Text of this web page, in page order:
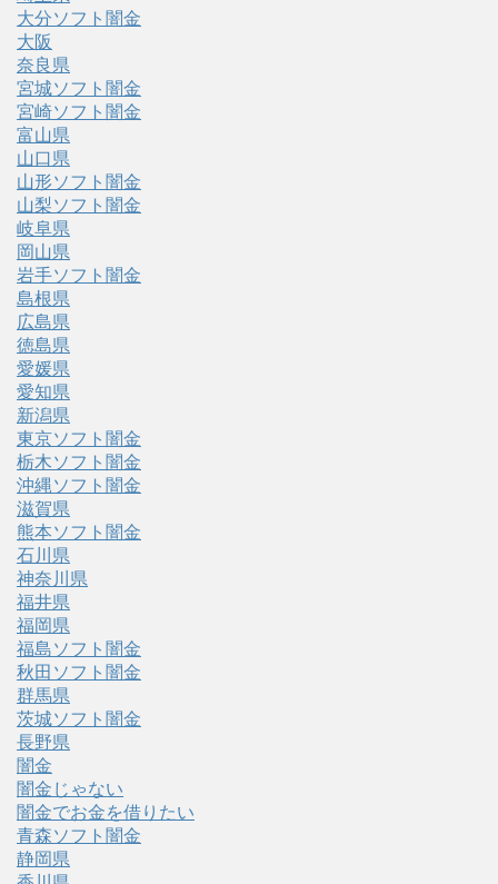
大分ソフト闇金
大阪
奈良県
宮城ソフト闇金
宮崎ソフト闇金
富山県
山口県
山形ソフト闇金
山梨ソフト闇金
岐阜県
岡山県
岩手ソフト闇金
島根県
広島県
徳島県
愛媛県
愛知県
新潟県
東京ソフト闇金
栃木ソフト闇金
沖縄ソフト闇金
滋賀県
熊本ソフト闇金
石川県
神奈川県
福井県
福岡県
福島ソフト闇金
秋田ソフト闇金
群馬県
茨城ソフト闇金
長野県
闇金
闇金じゃない
闇金でお金を借りたい
青森ソフト闇金
静岡県